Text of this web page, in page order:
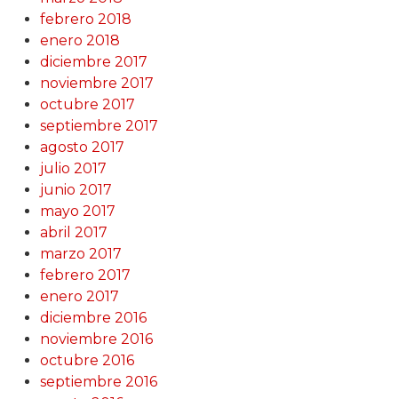
febrero 2018
enero 2018
diciembre 2017
noviembre 2017
octubre 2017
septiembre 2017
agosto 2017
julio 2017
junio 2017
mayo 2017
abril 2017
marzo 2017
febrero 2017
enero 2017
diciembre 2016
noviembre 2016
octubre 2016
septiembre 2016